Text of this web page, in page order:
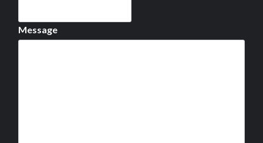
Message